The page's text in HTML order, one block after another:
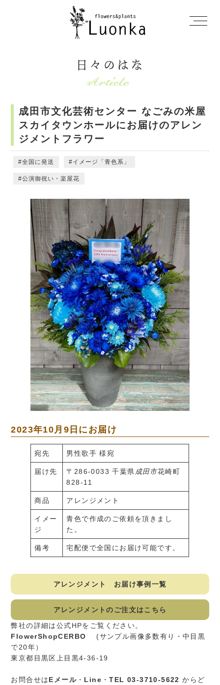
日々のはな
成田市文化芸術センター なごみの米屋
スカイタウンホールにお届けのアレン
ジメントフラワー
全国に発送 イメージ「青色系」
公演御祝い・楽屋花
2023年10月9日にお届け
宛先 男性歌手 様宛
届け先 〒286-0033 千葉県 成田市花崎町
828-11
商品 アレンジメント
イメー
ジ
青色で作成のご依頼を頂きまし
た。
備考 宅配便で全国にお届け可能です。
アレンジメント お届け事例一覧
アレンジメントのご注文はこちら
弊社の詳細は公式HPをご覧ください。
FlowerShopCERBO
(サンプル画像多数有り・中目黒
で20年）
東京都目黒区上目黒4-36-19
お問合せはEメール ・ Line ・TEL 03-3710-5622 からど